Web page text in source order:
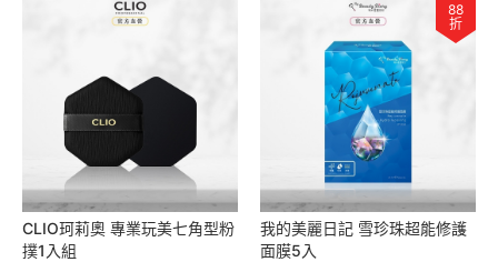
CLIO珂莉奧 專業玩美七角型粉
撲1入組
88
折
我的美麗日記 雪珍珠超能修護
面膜5入